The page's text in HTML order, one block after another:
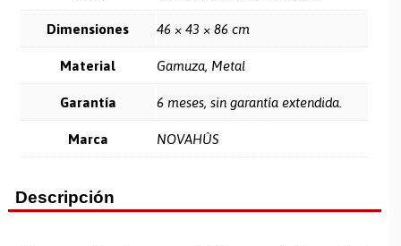
Dimensiones 46 × 43 × 86 cm
Material Gamuza, Metal
Garantía 6 meses, sin garantía extendida.
Marca NOVAHÛS
Descripción